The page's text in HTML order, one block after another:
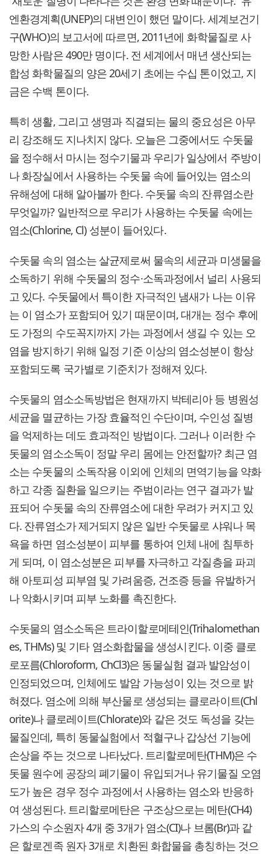
엔환경계획(UNEP)의 대변인이 했던 말이다. 세계보건기
구(WHO)의 보고서에 따르면, 2011년에 화학물질로 사
망한 사람은 490만 명이다. 전 세계에서 매년 생산되는
합성 화학물질의 양은 20세기 초에는 수십 톤이었고, 지
금은 수백 톤이다.
특히 생활, 그리고 생명과 직결되는 물의 중요성은 아무
리 강조해도 지나치지 않다. 오늘은 그중에서도 수돗물
을 정수해서 마시는 정수기물과 우리가 일상에서 주방이
나 화장실에서 사용하는 수돗물 속에 들어있는 염소의
유해성에 대해 알아볼까 한다. 수돗물 속의 잔류염소란
무엇일까? 일반적으로 우리가 사용하는 수돗물 속에는
염소(Chlorine, Cl) 성분이 들어있다.
수돗물 속의 염소는 살균제로써 물속의 세균과 미생물을
소독하기 위해 수돗물의 정수·소독과정에서 널리 사용되
고 있다. 수돗물에서 특이한 자극적인 냄새가 나는 이유
는 이 염소가 포함되어 있기 때문이며, 대개는 정수 후에
도 가정의 수도꼭지까지 가는 과정에서 생길 수 있는 오
염을 방지하기 위해 일정 기준 이상의 염소성분이 항상
포함되도록 국가별로 기준치가 정해져 있다.
수돗물의 염소소독방법은 현재까지 박테리아 등 병원성
세균을 멸균하는 가장 효율적인 수단이며, 수인성 질병
을 억제하는 데도 효과적인 방법이다. 그러나 이러한 수
돗물의 염소소독이 정말 우리 몸에는 안전할까? 최근 염
소는 수돗물의 소독작용 이외에 인체의 면역기능을 약화
하고 각종 질환을 일으키는 주범이라는 연구 결과가 발
표되어 수돗물 속의 잔류염소에 대한 우려가 커지고 있
다. 잔류염소가 제거되지 않은 일반 수돗물로 샤워나 목
욕을 하면 염소성분이 피부를 통하여 인체 내에 침투하
게 되며, 이 염소성분은 피부를 자극하고 각질층을 파괴
해 아토피성 피부염 및 가려움증, 건조증 등을 유발하거
나 악화시키며 피부 노화를 촉진한다.
수돗물의 염소소독은 트라이할로메테인(Trihalomethan
es, THMs) 및 기타 염소화합물을 생성시킨다. 이중 클로
로포름(Chloroform, ChCl3)은 동물실험 결과 발암성이
인정되었으며, 인체에도 발암 가능성이 있는 것으로 밝
혀졌다. 염소에 의해 부산물로 생성되는 클로라이트(Chl
orite)나 클로레이트(Chlorate)와 같은 것도 독성을 갖는
물질인데, 특히 동물실험에서 적혈구나 갑상선 기능에
손상을 주는 것으로 나타났다. 트리할로메탄(THM)은 수
돗물 원수에 공장의 폐기물이 유입되거나 유기물질 오염
도가 높은 경우 정수 과정에서 사용하는 염소와 반응하
여 생성된다. 트리할로메탄은 구조상으로는 메탄(CH4)
가스의 수소원자 4개 중 3개가 염소(CI)나 브롬(Br)과 같
은 할로겐족 원자 3개로 치환된 화합물을 총칭하는 것으